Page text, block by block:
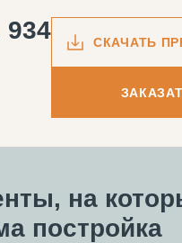
934
на
постройка